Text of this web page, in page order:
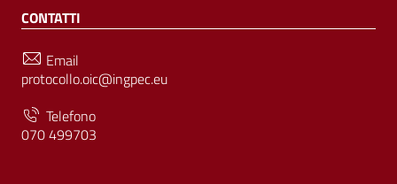
CONTATTI
Email
protocollo.oic@ingpec.eu
Telefono
070 499703